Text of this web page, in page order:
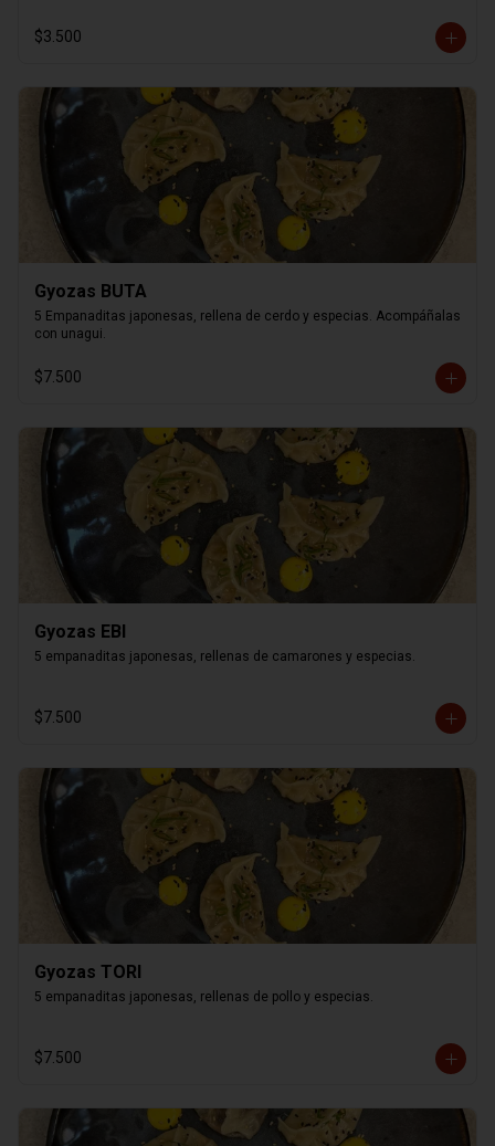
$3.500
Gyozas BUTA
5 Empanaditas japonesas, rellena de cerdo y especias. Acompáñalas
con unagui.
$7.500
Gyozas EBI
5 empanaditas japonesas, rellenas de camarones y especias.
$7.500
Gyozas TORI
5 empanaditas japonesas, rellenas de pollo y especias.
$7.500